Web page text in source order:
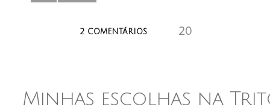
2 COMENTÁRIOS 20
Minhas escolhas na